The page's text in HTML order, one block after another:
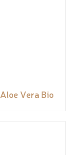
Vera Bio